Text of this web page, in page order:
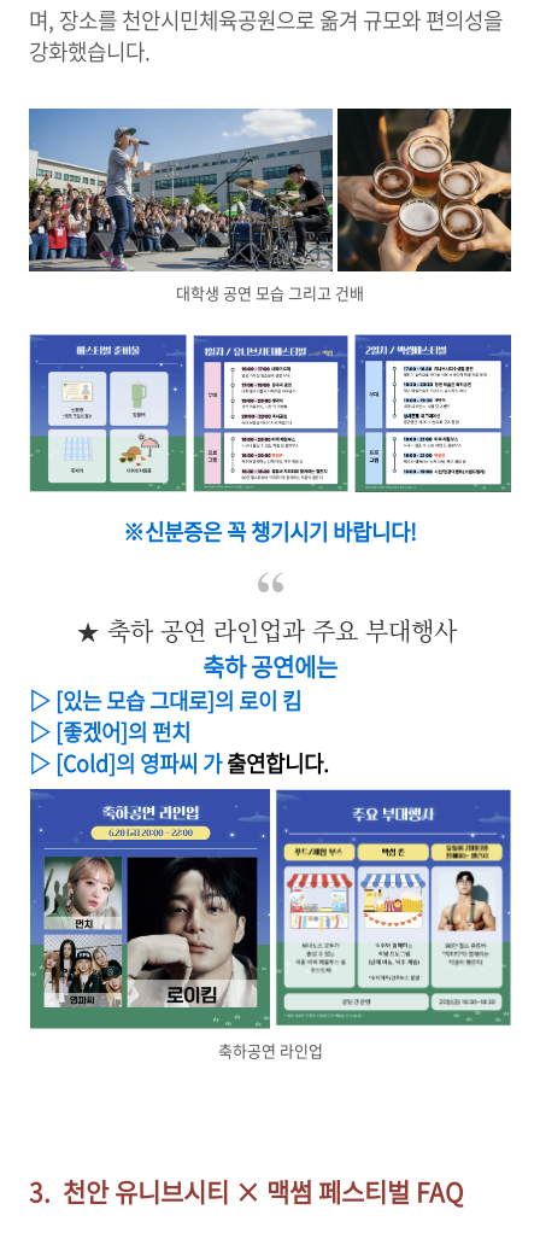
며, 장소를 천안시민체육공원으로 옮겨 규모와 편의성을
강화했습니다.
대학생 공연 모습 그리고 건배
※신분증은 꼭 챙기시기 바랍니다!
★ 축하 공연 라인업과 주요 부대행사
축하 공연에는
▷ [있는 모습 그대로]의 로이 킴
▷ [좋겠어]의 펀치
▷ [Cold]의 영파씨 가출연합니다.
축하공연 라인업
3. 천안 유니브시티 × 맥썸 페스티벌 FAQ